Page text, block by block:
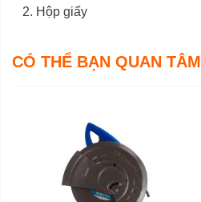
Hộp giấy
CÓ THỂ BẠN QUAN TÂM